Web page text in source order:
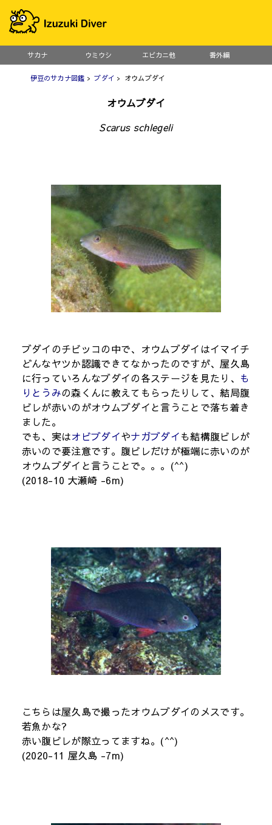
サカナ ウミウシ エビカニ他 番外編
伊豆のサカナ図鑑 >ブダイ > オウムブダイ
オウムブダイ
Scarus schlegeli
ブダイのチビッコの中で、オウムブダイはイマイチ
どんなヤツか認識できてなかったのですが、屋久島
に行っていろんなブダイの各ステージを見たり、 も
りとうみの森くんに教えてもらったりして、結局腹
ビレが赤いのがオウムブダイと言うことで落ち着き
ました。
でも、実はオビブダイやナガブダイも結構腹ビレが
赤いので要注意です。腹ビレだけが極端に赤いのが
オウムブダイと言うことで。。。(^^)
(2018-10 大瀬崎 -6m)
こちらは屋久島で撮ったオウムブダイのメスです。
若魚かな?
赤い腹ビレが際立ってますね。(^^)
(2020-11 屋久島 -7m)